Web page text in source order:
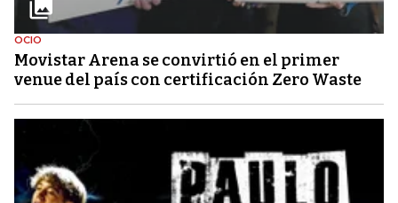
OCIO
Movistar Arena se convirtió en el primer
venue del país con certificación Zero Waste